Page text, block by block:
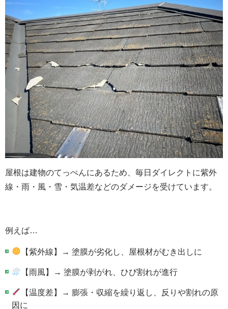
屋根は建物のてっぺんにあるため、毎日ダイレクトに紫外
線・雨・風・雪・気温差などのダメージを受けています。
例えば…
【紫外線】→ 塗膜が劣化し、屋根材がむき出しに
【雨風】→ 塗膜が剥がれ、ひび割れが進行
【温度差】→ 膨張・収縮を繰り返し、反りや割れの原
因に